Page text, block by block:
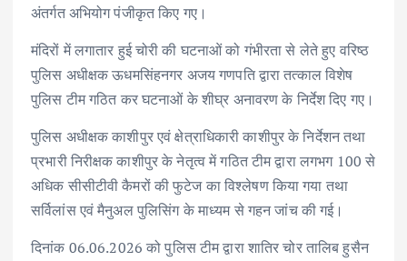
अंतर्गत अभियोग पंजीकृत किए गए।
मंदिरों में लगातार हुई चोरी की घटनाओं को गंभीरता से लेते हुए वरिष्ठ
पुलिस अधीक्षक ऊधमसिंहनगर अजय गणपति द्वारा तत्काल विशेष
पुलिस टीम गठित कर घटनाओं के शीघ्र अनावरण के निर्देश दिए गए।
पुलिस अधीक्षक काशीपुर एवं क्षेत्राधिकारी काशीपुर के निर्देशन तथा
प्रभारी निरीक्षक काशीपुर के नेतृत्व में गठित टीम द्वारा लगभग 100 से
अधिक सीसीटीवी कैमरों की फुटेज का विश्लेषण किया गया तथा
सर्विलांस एवं मैनुअल पुलिसिंग के माध्यम से गहन जांच की गई।
दिनांक 06.06.2026 को पुलिस टीम द्वारा शातिर चोर तालिब हुसैन